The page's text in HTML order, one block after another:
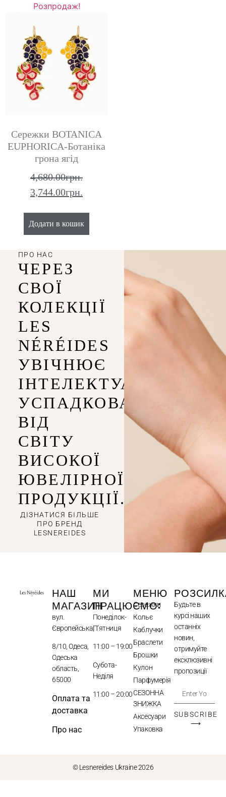
Розпродаж!
Сережки BOTANICA
EUPHORICA-Ботаніка
грона ягід
4,680.00грн.
3,744.00грн.
Додати в кошик
ПРО НАС
ЧЕРЕЗ
СВОЇ
КОЛЕКЦІЇ
LES
NÉRÉIDES
УВІЧНЮЄ
ІНТЕЛЕКТУАЛЬНІСТЬ,
УСПАДКОВАНУ
ВІД
СВІТУ
ВИСОКОЇ
ЮВЕЛІРНОЇ
ПРОДУКЦІЇ.
ДІЗНАТИСЯ БІЛЬШЕ
ПРО БРЕНД
LESNEREIDES
НАШ
МАГАЗИН
вул.
Європейська,
8/10, Одеса,
Одеська
область,
65000
Оплата та
доставка
Про нас
МИ
ПРАЦЮЄМО:
Понеділок-
П’ятниця
11:00 – 19:00
Субота-
Неділя
11:00 – 20:00
МЕНЮ
Сережки
Кольє
Каблучки
Браслети
Брошки
Кулон
Парфумерія
СЕЗОННА
ЗНИЖКА
Аксесуари
Упаковка
Будьте в
курсі наших
останніх
новин,
отримуйте
ексклюзивні
пропозиції
SUBSCRIBE
⟶
© Lesnereides Ukraine 2026